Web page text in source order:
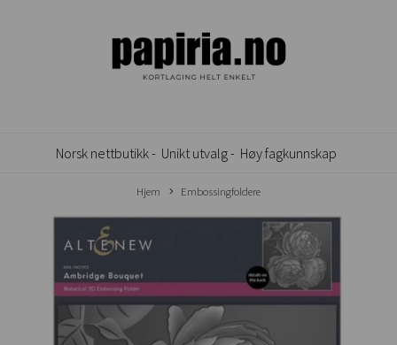
Norsk nettbutikk - Unikt utvalg - Høy fagkunnskap
Hjem Embossingfoldere